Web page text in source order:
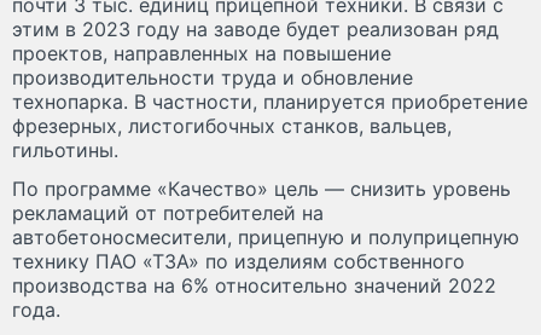
почти 3 тыс. единиц прицепной техники. В связи с
этим в 2023 году на заводе будет реализован ряд
проектов, направленных на повышение
производительности труда и обновление
технопарка. В частности, планируется приобретение
фрезерных, листогибочных станков, вальцев,
гильотины.
По программе «Качество» цель — снизить уровень
рекламаций от потребителей на
автобетоносмесители, прицепную и полуприцепную
технику ПАО «ТЗА» по изделиям собственного
производства на 6% относительно значений 2022
года.